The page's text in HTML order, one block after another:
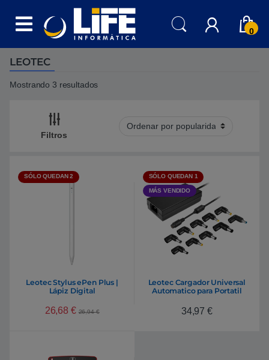
0
LEOTEC
Mostrando 3 resultados
Filtros
SÓLO QUEDAN 2
Leotec Stylus ePen Plus |
Lápiz Digital
26,68 € 26,94€
SÓLO QUEDAN 1
MÁS VENDIDO
Leotec Cargador Universal
Automatico para Portatil
34,97 €